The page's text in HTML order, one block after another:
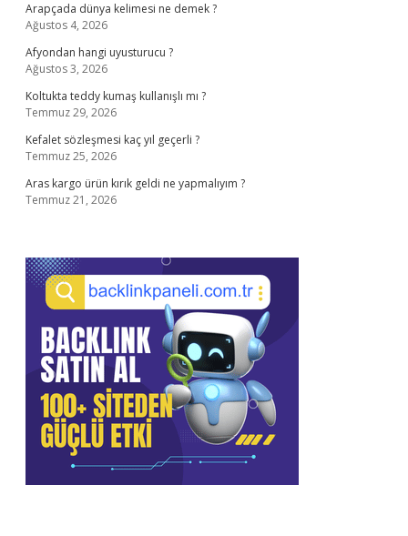
Arapçada dünya kelimesi ne demek ?
Ağustos 4, 2026
Afyondan hangi uyusturucu ?
Ağustos 3, 2026
Koltukta teddy kumaş kullanışlı mı ?
Temmuz 29, 2026
Kefalet sözleşmesi kaç yıl geçerli ?
Temmuz 25, 2026
Aras kargo ürün kırık geldi ne yapmalıyım ?
Temmuz 21, 2026